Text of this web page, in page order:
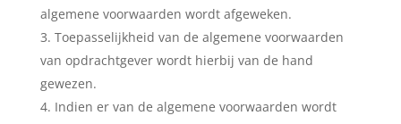
algemene voorwaarden wordt afgeweken.
Toepasselijkheid van de algemene voorwaarden
van opdrachtgever wordt hierbij van de hand
gewezen.
Indien er van de algemene voorwaarden wordt